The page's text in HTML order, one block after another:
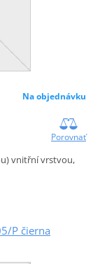
Na objednávku
Porovnať
vnitřní vrstvou,
P čierna